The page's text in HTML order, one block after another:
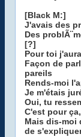
[Black M:]
J'avais des
Des
[?]
Pour toi
Façon de
pareils
Rends-moi
Je m'étais
Oui, tu
C'est pour
Mais dis-moi
de